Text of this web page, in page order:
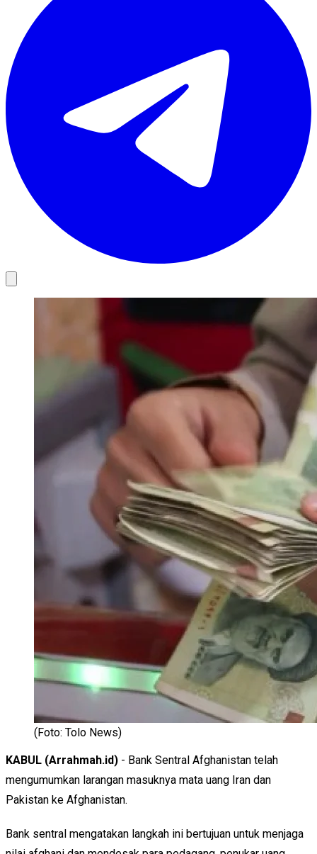
(Foto: Tolo News)
KABUL (Arrahmah.id) - Bank Sentral Afghanistan telah
mengumumkan larangan masuknya mata uang Iran dan
Pakistan ke Afghanistan.
Bank sentral mengatakan langkah ini bertujuan untuk menjaga